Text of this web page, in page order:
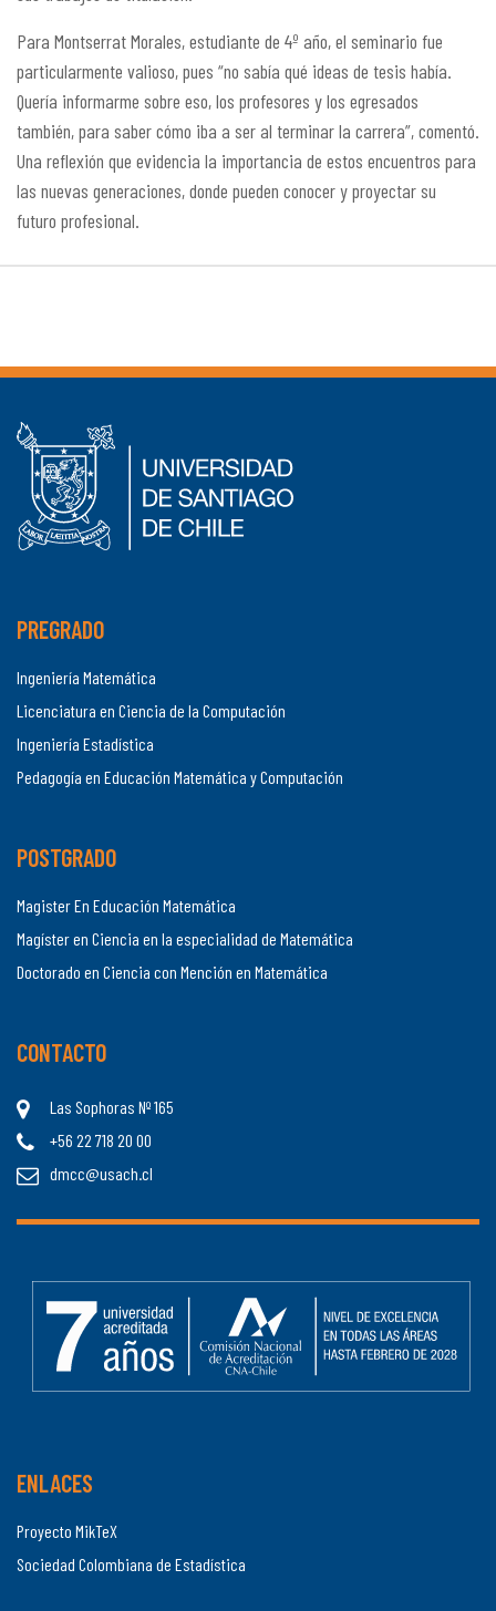
Para Montserrat Morales, estudiante de 4º año, el seminario fue
particularmente valioso, pues “no sabía qué ideas de tesis había.
Quería informarme sobre eso, los profesores y los egresados
también, para saber cómo iba a ser al terminar la carrera”, comentó.
Una reflexión que evidencia la importancia de estos encuentros para
las nuevas generaciones, donde pueden conocer y proyectar su
futuro profesional.
PREGRADO
Ingeniería Matemática
Licenciatura en Ciencia de la Computación
Ingeniería Estadística
Pedagogía en Educación Matemática y Computación
POSTGRADO
Magister En Educación Matemática
Magíster en Ciencia en la especialidad de Matemática
Doctorado en Ciencia con Mención en Matemática
CONTACTO
Las Sophoras Nº 165
+56 22 718 20 00
dmcc@usach.cl
ENLACES
Proyecto MikTeX
Sociedad Colombiana de Estadística